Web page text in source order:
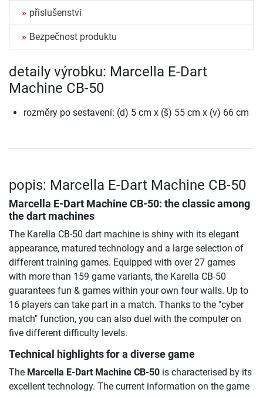
příslušenství
Bezpečnost produktu
detaily výrobku: Marcella E-Dart
Machine CB-50
rozměry po sestavení: (d) 5 cm x (š) 55 cm x (v) 66 cm
popis: Marcella E-Dart Machine CB-50
Marcella E-Dart Machine CB-50: the classic among
the dart machines
The Karella CB-50 dart machine is shiny with its elegant
appearance, matured technology and a large selection of
different training games. Equipped with over 27 games
with more than 159 game variants, the Karella CB-50
guarantees fun & games within your own four walls. Up to
16 players can take part in a match. Thanks to the "cyber
match" function, you can also duel with the computer on
five different difficulty levels.
Technical highlights for a diverse game
The Marcella E-Dart Machine CB-50 is characterised by its
excellent technology. The current information on the game